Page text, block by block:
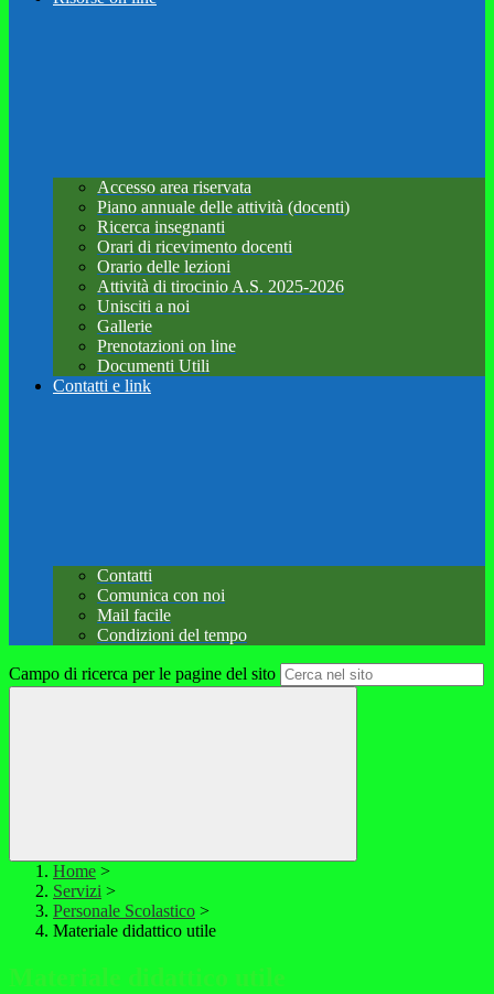
Accesso area riservata
Piano annuale delle attività (docenti)
Ricerca insegnanti
Orari di ricevimento docenti
Orario delle lezioni
Attività di tirocinio A.S. 2025-2026
Unisciti a noi
Gallerie
Prenotazioni on line
Documenti Utili
Contatti e link
Contatti
Comunica con noi
Mail facile
Condizioni del tempo
Campo di ricerca per le pagine del sito
Home >
Servizi >
Personale Scolastico >
Materiale didattico utile
Materiale didattico utile